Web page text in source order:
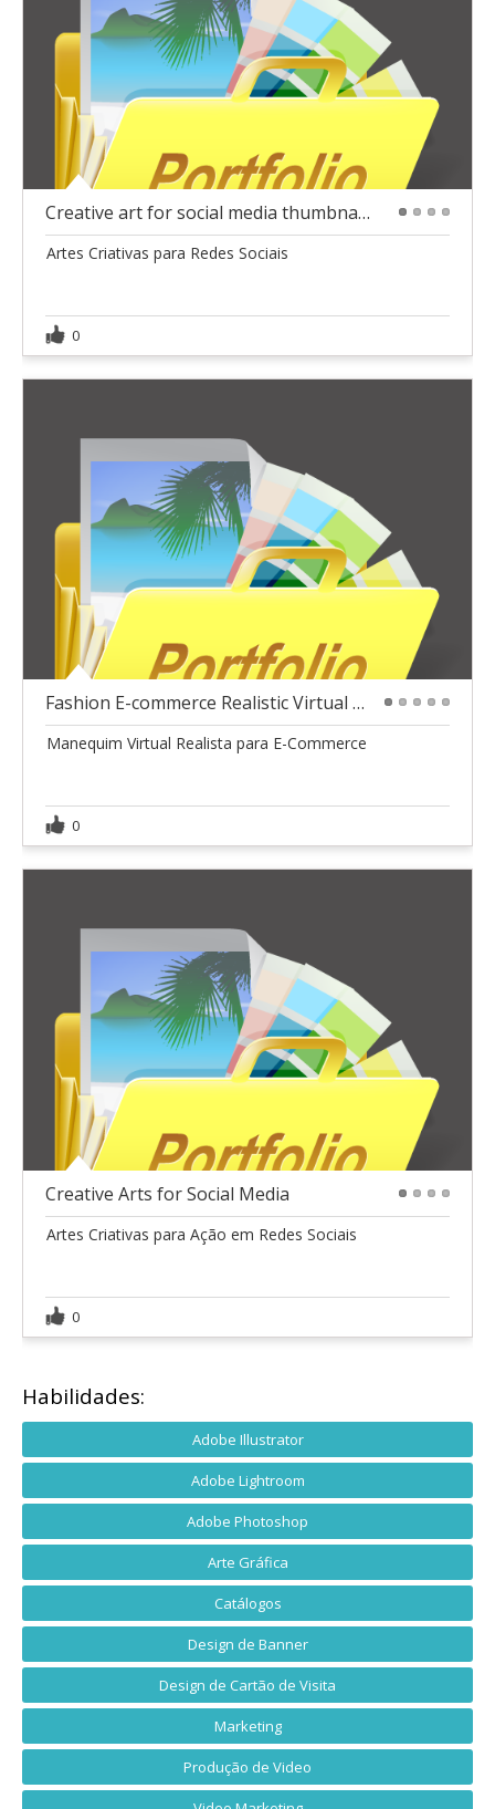
Creative art for social media thumbnails
Artes Criativas para Redes Sociais
0
Fashion E-commerce Realistic Virtual Model
Manequim Virtual Realista para E-Commerce
0
Creative Arts for Social Media
Artes Criativas para Ação em Redes Sociais
0
Habilidades:
Adobe Illustrator
Adobe Lightroom
Adobe Photoshop
Arte Gráfica
Catálogos
Design de Banner
Design de Cartão de Visita
Marketing
Produção de Video